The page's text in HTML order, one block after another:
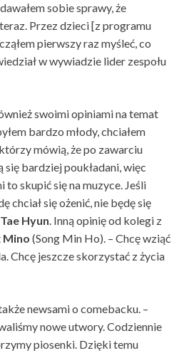
sobie sprawy, że
Przez dzieci [z programu
pierwszy raz myśleć, co
w wywiadzie lider zespołu
swoimi opiniami na temat
bardzo młody, chciałem
mówią, że po zawarciu
się bardziej poukładani, więc
to skupić się na muzyce. Jeśli
chciał się ożenić, nie będę się
Hyun. Inną opinię od kolegi z
Mino (Song Min Ho). – Chcę wziąć
Chcę jeszcze skorzystać z życia
newsami o comebacku. –
nowe utwory. Codziennie
piosenki. Dzięki temu